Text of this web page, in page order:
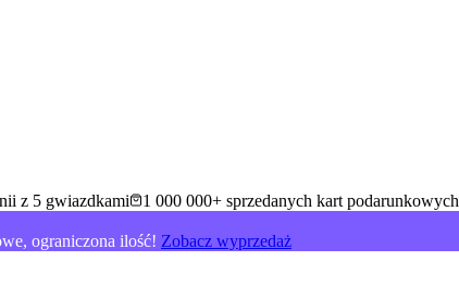
z 5 gwiazdkami 1 000 000+ sprzedanych kart podarunkowych
ograniczona ilość! Zobacz wyprzedaż